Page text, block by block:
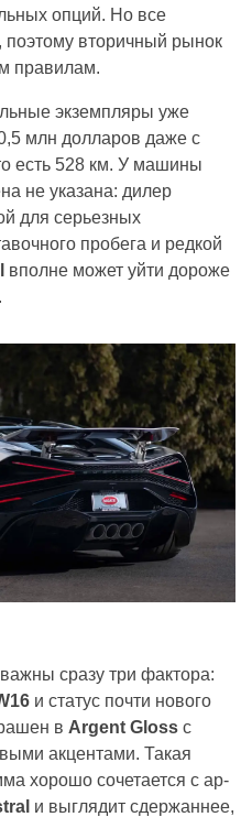
опций. Но все
вторичный рынок
правилам.
экземпляры уже
млн долларов даже с
есть 528 км. У машины
не указана: дилер
для серьезных
пробега и редкой
вполне может уйти дороже
сразу три фактора:
и статус почти нового
в Argent Gloss с
акцентами. Такая
хорошо сочетается с ар-
и выглядит сдержаннее,